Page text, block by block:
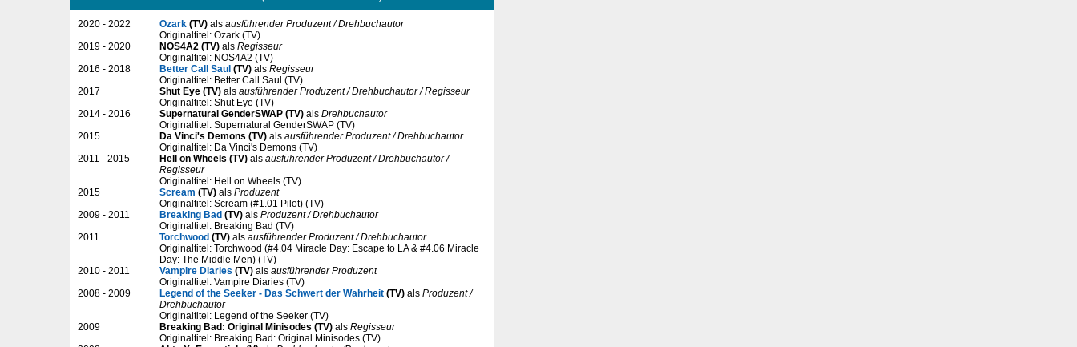
2020 - 2022 Ozark (TV) als ausführender Produzent / Drehbuchautor
Originaltitel: Ozark (TV)
2019 - 2020
NOS4A2 (TV) als Regisseur
Originaltitel: NOS4A2 (TV)
2016 - 2018
Better Call Saul (TV) als Regisseur
Originaltitel: Better Call Saul (TV)
2017
Shut Eye (TV) als ausführender Produzent / Drehbuchautor / Regisseur
Originaltitel: Shut Eye (TV)
2014 - 2016
Supernatural GenderSWAP (TV) als Drehbuchautor
Originaltitel: Supernatural GenderSWAP (TV)
2015
Da Vinci's Demons (TV) als ausführender Produzent / Drehbuchautor
Originaltitel: Da Vinci's Demons (TV)
2011 - 2015
Hell on Wheels (TV) als ausführender Produzent / Drehbuchautor /
Regisseur
Originaltitel: Hell on Wheels (TV)
2015
Scream (TV) als Produzent
Originaltitel: Scream (#1.01 Pilot) (TV)
2009 - 2011
Breaking Bad (TV) als Produzent / Drehbuchautor
Originaltitel: Breaking Bad (TV)
2011
Torchwood (TV) als ausführender Produzent / Drehbuchautor
Originaltitel: Torchwood (#4.04 Miracle Day: Escape to LA & #4.06 Miracle
Day: The Middle Men) (TV)
2010 - 2011
Vampire Diaries (TV) als ausführender Produzent
Originaltitel: Vampire Diaries (TV)
2008 - 2009
Legend of the Seeker - Das Schwert der Wahrheit (TV) als Produzent /
Drehbuchautor
Originaltitel: Legend of the Seeker (TV)
2009
Breaking Bad: Original Minisodes (TV) als Regisseur
Originaltitel: Breaking Bad: Original Minisodes (TV)